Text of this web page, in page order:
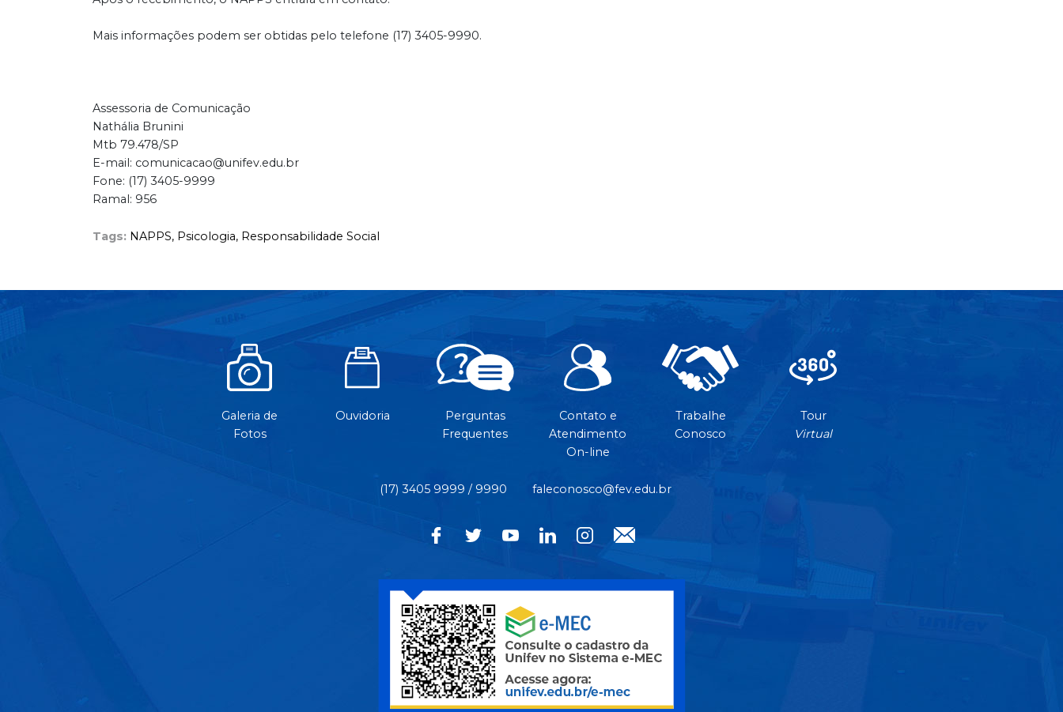
Mais informações podem ser obtidas pelo telefone (17) 3405-9990.
Assessoria de Comunicação
Nathália Brunini
Mtb 79.478/SP
E-mail: comunicacao@unifev.edu.br
Fone: (17) 3405-9999
Ramal: 956
Tags: NAPPS, Psicologia, Responsabilidade Social
Galeria de
Fotos
Ouvidoria
Perguntas
Frequentes
Contato e
Atendimento
On-line
Trabalhe
Conosco
Tour
Virtual
(17) 3405 9999 / 9990 faleconosco@fev.edu.br